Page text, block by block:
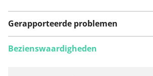
Gerapporteerde problemen
Bezienswaardigheden